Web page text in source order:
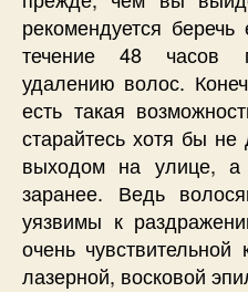
рекомендуется
течение 48 часов
удалению волос.
есть такая
старайтесь хотя бы
выходом на улице,
заранее. Ведь
уязвимы к
очень
лазерной, восковой